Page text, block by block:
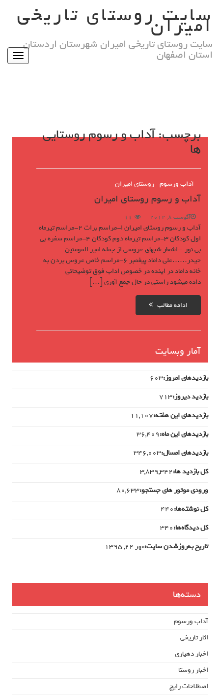
contentسایت روستای تاریخی
امیران
سایت روستای تاریخی امیران شهرستان اردستان
استان اصفهان Toggle
برچسب:آداب و رسوم روستایی
ها
آداب و رسوم روستای امیران
آداب ورسوم روستای امیران
آگوست 8, 2012 11
آداب و رسوم روستای امیران ا-مراسم برات 2-مراسم تیرماه
اول کودکان 3-مراسم تیرماه دوم کودکان 4-مراسم سفره بی
بی نور -اشعار شبهای عروسی از جمله امیر المومنین
حیدر……علی داماد پیغمبر 6-مراسم خاص عروس بردن به
خانه داماد در اینده در خصوص اداب فوق توضیحاتی
داده میشود راستی در حال جمع آوری […]
ادامه مطالب
آمار وبسایت
بازدیدهای امروز:603
بازدید دیروز:713
بازدیدهای این هفته:11,107
بازدیدهای این ماه:36,409
بازدیدهای امسال:346,003
کل بازدید ها:3,839,342
ورودی‌ موتور های جستجو:80,633
کل نوشته‌ها:440
کل دیدگاه‌ها:340
تاریخ به‌روزشدن سایت:مهر ۲۲, ۱۳۹۵
دسته‌ها
آداب ورسوم
اثار تاریخی
اخبار دهیاری
اخبار روستا
اصطلاحات رایج